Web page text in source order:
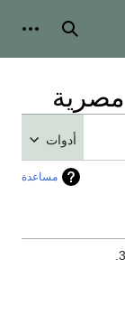
بحث
مصرية
أدوات
مساعدة